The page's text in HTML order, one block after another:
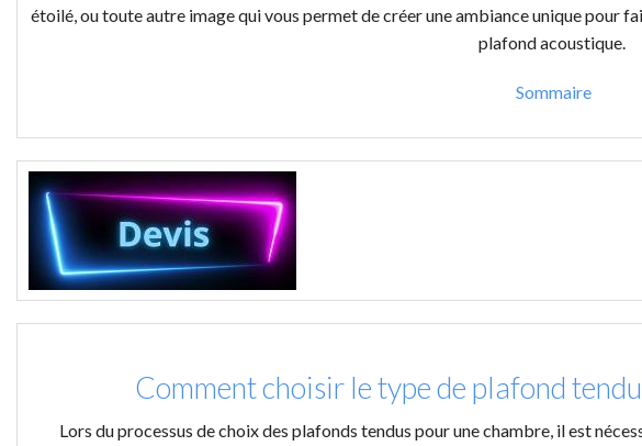
étoilé, ou toute autre image qui vous permet de créer une ambiance unique pour
plafond acoustique.
Sommaire
Comment choisir le type de plafond
Lors du processus de choix des plafonds tendus pour une chambre, il est